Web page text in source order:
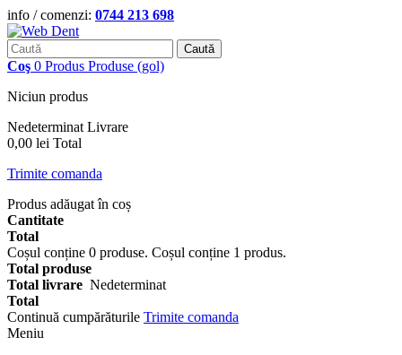
info / comenzi: 0744 213 698
Caută
Coş 0 Produs Produse (gol)
Niciun produs
Nedeterminat Livrare
0,00 lei Total
Trimite comanda
Produs adăugat în coș
Cantitate
Total
Coșul conține 0 produse. Coșul conține 1 produs.
Total produse
Total livrare Nedeterminat
Total
Continuă cumpărăturile Trimite comanda
Meniu